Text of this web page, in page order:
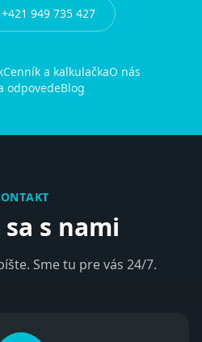
+421 949 735 427
Cenník a kalkulačkaO nás
odpovedeBlog
s nami
Sme tu pre vás 24/7.